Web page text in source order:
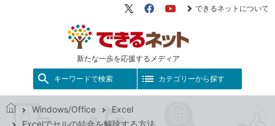
新たな一歩を応援するメディア
X（旧
FacebookYouTube
できるネットについて
キーワードで検索 カテゴリーから探す
で
Windows/Office
Excel
Excelでセルの結合を解除する方法